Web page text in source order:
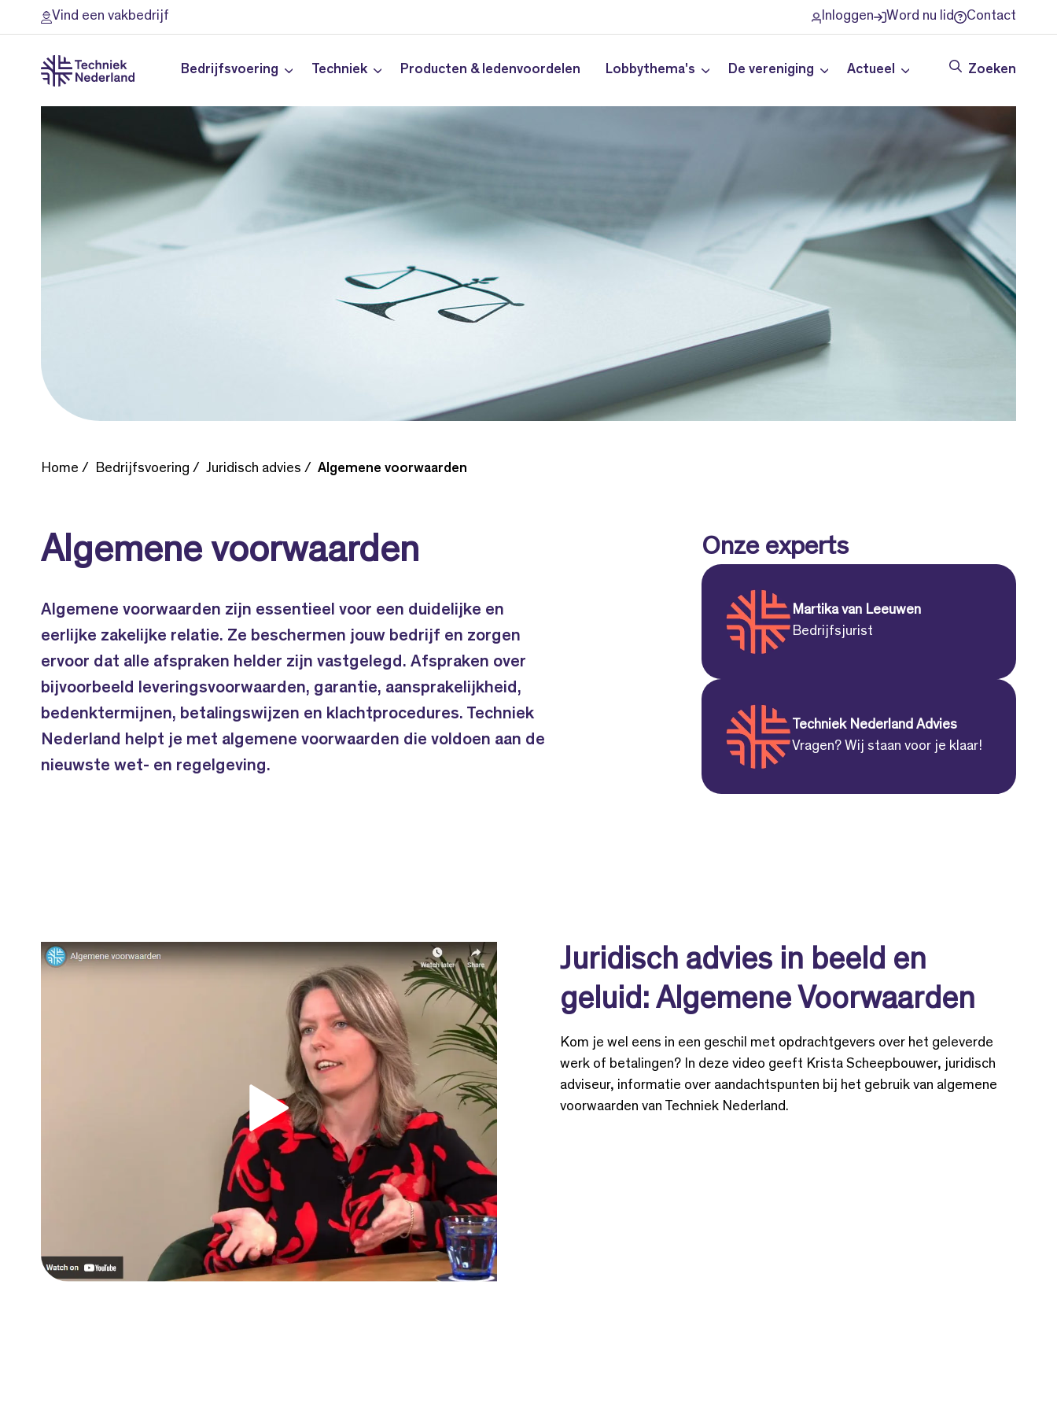
Vind een vakbedrijf Inloggen Word nu lid Contact
Bedrijfsvoering Techniek Producten & ledenvoordelen Lobbythema's De vereniging Actueel Zoeken
Home Bedrijfsvoering Juridisch advies Algemene voorwaarden
Algemene voorwaarden
Algemene voorwaarden zijn essentieel voor een duidelijke en
eerlijke zakelijke relatie. Ze beschermen jouw bedrijf en zorgen
ervoor dat alle afspraken helder zijn vastgelegd. Afspraken over
bijvoorbeeld leveringsvoorwaarden, garantie, aansprakelijkheid,
bedenktermijnen, betalingswijzen en klachtprocedures. Techniek
Nederland helpt je met algemene voorwaarden die voldoen aan de
nieuwste wet- en regelgeving.
Onze experts
Martika van Leeuwen
Bedrijfsjurist
Techniek Nederland Advies
Vragen? Wij staan voor je klaar!
Juridisch advies in beeld en
geluid: Algemene Voorwaarden
Kom je wel eens in een geschil met opdrachtgevers over het geleverde
werk of betalingen? In deze video geeft Krista Scheepbouwer, juridisch
adviseur, informatie over aandachtspunten bij het gebruik van algemene
voorwaarden van Techniek Nederland.